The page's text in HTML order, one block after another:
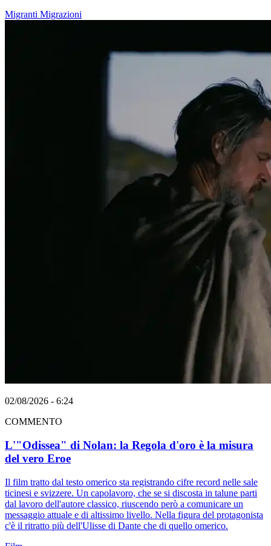
Migranti Migrazioni
02/08/2026 - 6:24
COMMENTO
L'"Odissea" di Nolan: la Regola d'oro è la misura
del vero Eroe
Il film tratto dal testo omerico sta registrando cifre record nelle sale
ticinesi e svizzere. Un capolavoro, che se si discosta in talune parti
dal lavoro dell'autore classico, riuscendo però a comunicare un
messaggio attuale e di altissimo livello. Nella figura del protagonista
c'è il ritratto più dell'Ulisse di Dante che di quello omerico.